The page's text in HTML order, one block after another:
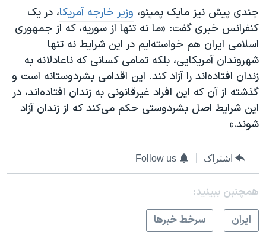
چندی پیش نیز مایک پمپئو، وزیر خارجه آمریکا، در یک
کنفرانس خبری گفت: «ما نه تنها از سوریه، که از جمهوری
اسلامی ایران هم خواسته‌ایم در این شرایط نه تنها
شهروندان آمریکایی، بلکه تمامی کسانی که ناعادلانه به
زندان افتاده‌اند را آزاد کند. این اقدامی بشردوستانه است و
گذشته از آن ‌که این افراد غیرقانونی به زندان افتاده‌اند، در
این شرایط اصل بشردوستی حکم می‌کند که از زندان آزاد
شوند.»
اشتراک Follow us
همچنبن ببینید:
ايران
سرخط خبرها